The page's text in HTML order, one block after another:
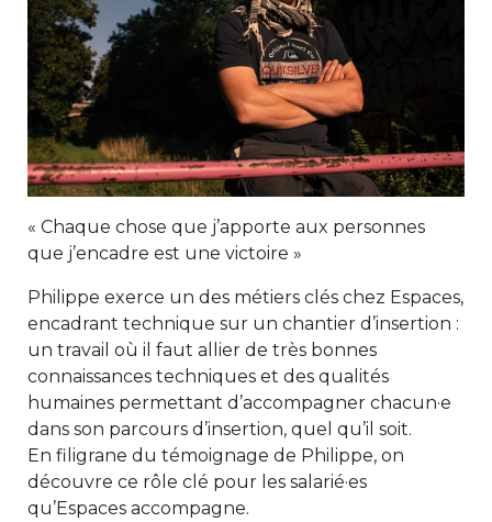
« Chaque chose que j’apporte aux personnes
que j’encadre est une victoire »
Philippe exerce un des métiers clés chez Espaces,
encadrant technique sur un chantier d’insertion :
un travail où il faut allier de très bonnes
connaissances techniques et des qualités
humaines permettant d’accompagner chacun·e
dans son parcours d’insertion, quel qu’il soit.
En filigrane du témoignage de Philippe, on
découvre ce rôle clé pour les salarié·es
qu’Espaces accompagne.